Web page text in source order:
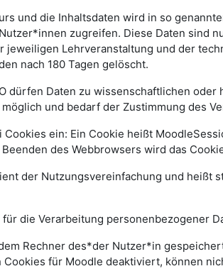
und die Inhaltsdaten wird in so
zugreifen. Diese Daten sind
jeweiligen Lehrveranstaltung und der
nach 180 Tagen gelöscht.
dürfen Daten zu wissenschaftlichen
und bedarf der Zustimmung des
Cookies ein: Ein Cookie heißt
des Webbrowsers wird das
der Nutzungsvereinfachung und heißt
die Verarbeitung personenbezogener
Rechner des*der Nutzer*in
Cookies für Moodle deaktiviert, können